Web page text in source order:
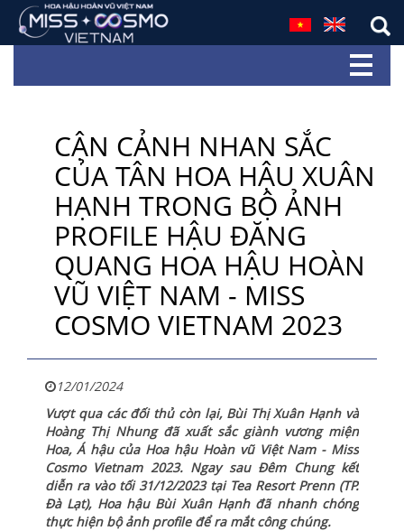
CẬN CẢNH NHAN SẮC
CỦA TÂN HOA HẬU XUÂN
HẠNH TRONG BỘ ẢNH
PROFILE HẬU ĐĂNG
QUANG HOA HẬU HOÀN
VŨ VIỆT NAM - MISS
COSMO VIETNAM 2023
12/01/2024
Vượt qua các đối thủ còn lại, Bùi Thị Xuân Hạnh và
Hoàng Thị Nhung đã xuất sắc giành vương miện
Hoa, Á hậu của Hoa hậu Hoàn vũ Việt Nam - Miss
Cosmo Vietnam 2023. Ngay sau Đêm Chung kết
diễn ra vào tối 31/12/2023 tại Tea Resort Prenn (TP.
Đà Lạt), Hoa hậu Bùi Xuân Hạnh đã nhanh chóng
thực hiện bộ ảnh profile để ra mắt công chúng.